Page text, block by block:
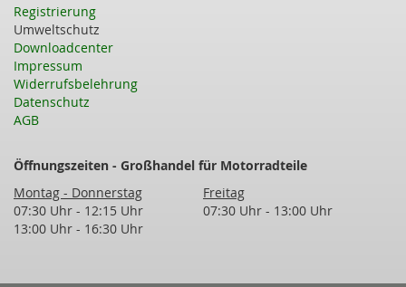
Registrierung
Umweltschutz
Downloadcenter
Impressum
Widerrufsbelehrung
Datenschutz
AGB
Öffnungszeiten - Großhandel für Motorradteile
Montag - Donnerstag
Freitag
07:30 Uhr - 12:15 Uhr
13:00 Uhr - 16:30 Uhr
07:30 Uhr - 13:00 Uhr